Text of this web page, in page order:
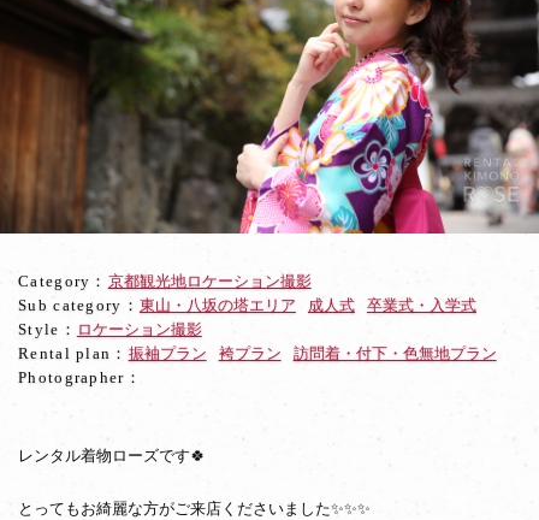
人
山
撮
Category： 京都観光地ロケーション撮影
Sub category： 東山・八坂の塔エリア 成人式
卒業式・入学式
Style： ロケーション撮影
Rental plan： 振袖プラン 袴プラン
訪問着・付下・色無地プラン
Photographer：
レンタル着物ローズです🍀
とってもお綺麗な方がご来店くださいました✨✨✨